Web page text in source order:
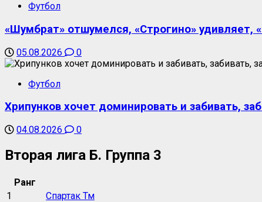
Футбол
«Шумбрат» отшумелся, «Строгино» удивляет,
05.08.2026 0
Футбол
Хрипунков хочет доминировать и забивать,
04.08.2026 0
Вторая лига Б. Группа 3
Ранг
1
Спартак Тм